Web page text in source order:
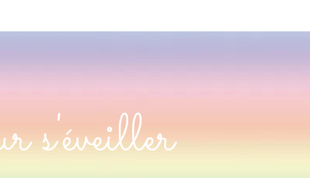
s'éveiller